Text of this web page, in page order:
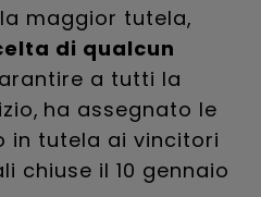
maggior tutela,
di qualcun
a tutti la
ha assegnato le
in tutela ai vincitori
chiuse il 10 gennaio